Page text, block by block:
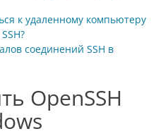
к удаленному компьютеру
соединений SSH в
OpenSSH